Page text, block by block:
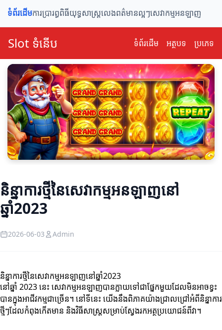
ទំព័រដើមការប្រារព្ធពិធីយុទ្ធសាស្ត្រលេងពត៌មានល្អៗសេវាកម្មអនឡាញ
Slot ទំនើប ទំព័រ​ដើម អត្ថបទ ប្រភេទ
និន្នាការថ្មីនៃសេវាកម្មអនឡាញនៅ
ឆ្នាំ2023
2026-06-03 Admin
និន្នាការថ្មីនៃសេវាកម្មអនឡាញនៅឆ្នាំ2023
នៅឆ្នាំ 2023 នេះ សេវាកម្មអនឡាញបានក្លាយទៅជាផ្នែកមួយដែលមិនអាចខ្វះ
បានក្នុងអាជីវកម្មជាច្រើន។ នៅទីនេះ យើងនឹងពិភាគយ៉ាងជ្រាលជ្រៅអំពីនិន្នាការ
ថ្មីៗដែលកំពុងកើតមាន និងវិធីសាស្រ្តសម្រាប់ស្វែងរកអត្ថប្រយោជន៍ពីវា។